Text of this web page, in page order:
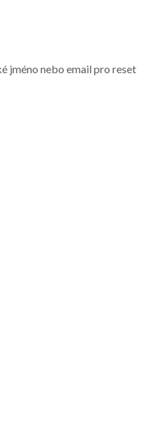
jméno nebo email pro reset